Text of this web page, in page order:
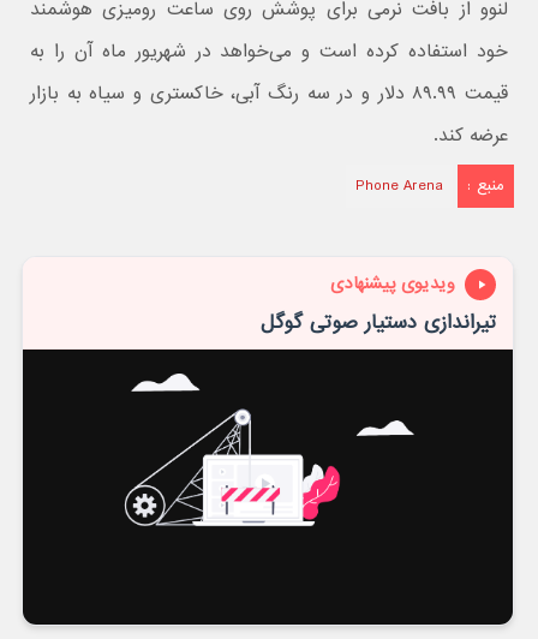
لنوو از بافت نرمی برای پوشش روی ساعت رومیزی هوشمند
خود استفاده کرده است و می‌خواهد در شهریور ماه آن را به
قیمت ۸۹.۹۹ دلار و در سه رنگ آبی، خاکستری و سیاه به بازار
عرضه کند.
منبع : Phone Arena
ویدیوی پیشنهادی
تیراندازی دستیار صوتی گوگل